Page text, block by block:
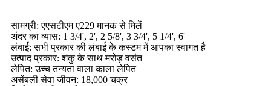
सामग्री: एएसटीएम ए229 मानक से मिलें
अंदर का व्यास: 1 3/4', 2', 2 5/8', 3 3/4', 5 1/4', 6'
लंबाई: सभी प्रकार की लंबाई के कस्टम में आपका स्वागत है
उत्पाद प्रकार: शंकु के साथ मरोड़ वसंत
लेपित: उच्च तन्यता वाला काला लेपित
असेंबली सेवा जीवन: 18,000 चक्र